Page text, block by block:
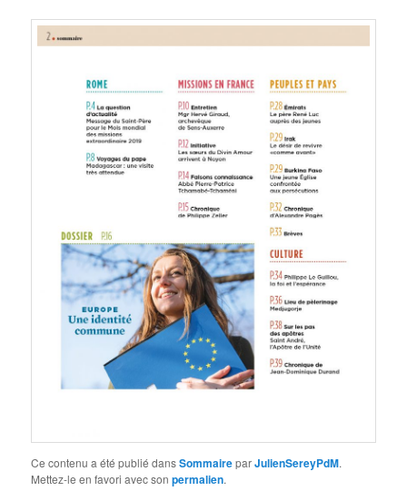
Ce contenu a été publié dansSommaireparJulienSereyPdM.
Mettez-le en favori avec sonpermalien.